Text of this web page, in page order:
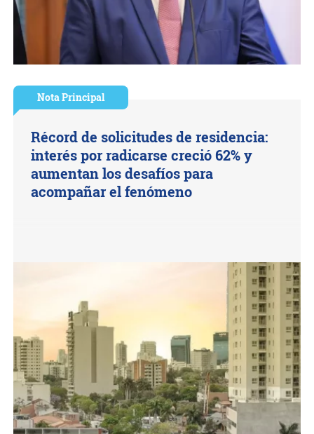
Nota Principal
Récord de solicitudes de residencia:
interés por radicarse creció 62% y
aumentan los desafíos para
acompañar el fenómeno